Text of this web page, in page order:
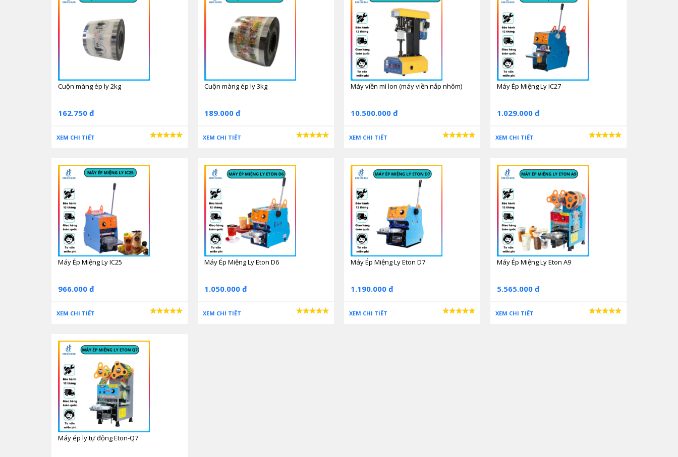
Máy ép miệng ly eton a9
Máy ép miệng ly tự động:
Máy vận hành tự động 100%, hỗ trợ bạn thực hiện mọi công đoạn, từ khâu đẩy ly vào khuôn. Máy sẽ tự động dập ly nhả ly, bạn không phải mất công sức thao tác trên máy.
Đem lại sự chuyên nghiệp cho quán của bạn.
Cuộn màng ép ly 2kg
162.750 đ
XEM CHI TIẾT
Cuộn màng ép ly 3kg
189.000 đ
XEM CHI TIẾT
Máy viền mí lon (máy viền nắp nhôm)
10.500.000 đ
XEM CHI TIẾT
Máy Ép Miệng Ly IC27
1.029.000 đ
XEM CHI TIẾT
Máy Ép Miệng Ly IC25
966.000 đ
XEM CHI TIẾT
Máy Ép Miệng Ly Eton D6
1.050.000 đ
XEM CHI TIẾT
Máy Ép Miệng Ly Eton D7
1.190.000 đ
XEM CHI TIẾT
Máy Ép Miệng Ly Eton A9
5.565.000 đ
XEM CHI TIẾT
Máy ép ly tự động Eton-Q7